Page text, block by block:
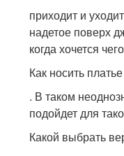
приходит и
надетое поверх
когда хочется
Как носить
. В таком
подойдет для
Какой выбрать